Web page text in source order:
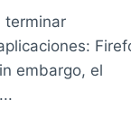
terminar
embargo, el